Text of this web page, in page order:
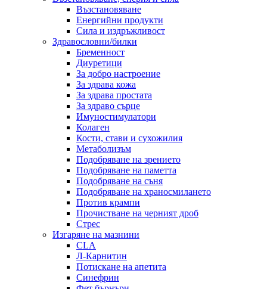
Възстановяване
Енергийни продукти
Сила и издръжливост
Здравословни/билки
Бременност
Диуретици
За добро настроение
За здрава кожа
За здрава простата
За здраво сърце
Имуностимулатори
Колаген
Кости, стави и сухожилия
Метаболизъм
Подобряване на зрението
Подобряване на паметта
Подобряване на съня
Подобряване на храносмилането
Против крампи
Прочистване на черният дроб
Стрес
Изгаряне на мазнини
CLA
Л-Карнитин
Потискане на апетита
Синефрин